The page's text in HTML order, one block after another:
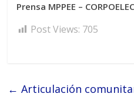
Prensa MPPEE – CORPOELEC
Post Views: 705
← Articulación